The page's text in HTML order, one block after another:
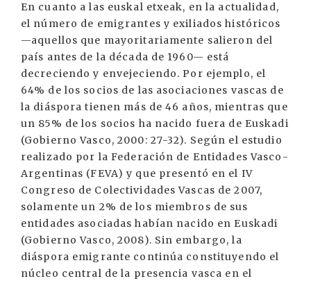
En cuanto a las euskal etxeak, en la actualidad,
el número de emigrantes y exiliados históricos
—aquellos que mayoritariamente salieron del
país antes de la década de 1960— está
decreciendo y envejeciendo. Por ejemplo, el
64% de los socios de las asociaciones vascas de
la diáspora tienen más de 46 años, mientras que
un 85% de los socios ha nacido fuera de Euskadi
(Gobierno Vasco, 2000: 27-32). Según el estudio
realizado por la Federación de Entidades Vasco-
Argentinas (FEVA) y que presentó en el IV
Congreso de Colectividades Vascas de 2007,
solamente un 2% de los miembros de sus
entidades asociadas habían nacido en Euskadi
(Gobierno Vasco, 2008). Sin embargo, la
diáspora emigrante continúa constituyendo el
núcleo central de la presencia vasca en el